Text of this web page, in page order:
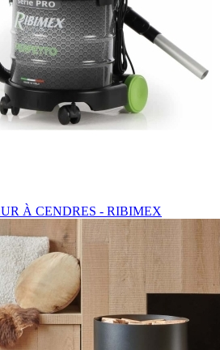
À CENDRES - RIBIMEX